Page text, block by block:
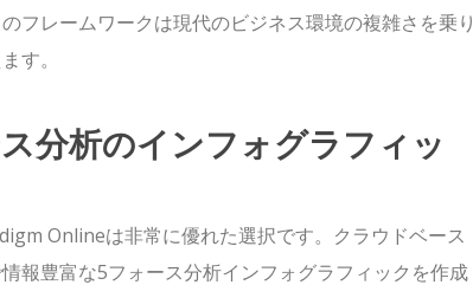
フレームワークは現代のビジネス環境の複雑さを乗り
す。
分析のインフォグラフィッ
Onlineは非常に優れた選択です。クラウドベース
報豊富な5フォース分析インフォグラフィックを作成